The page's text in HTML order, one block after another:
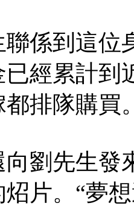
到這位
經累計到
排隊購買
先生發
片。“夢